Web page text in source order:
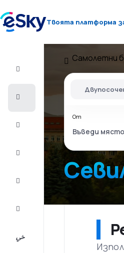
Твоята платформа
Самолетни
Самолетни
От